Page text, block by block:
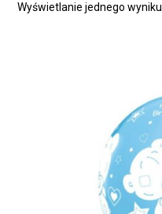
Wyświetlanie jednego wyniku